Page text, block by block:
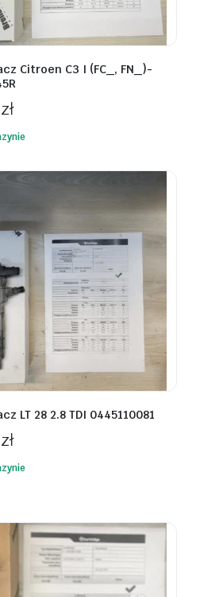
Citroen C3 I (FC_, FN_)-
zł
LT 28 2.8 TDI 0445110081
zł